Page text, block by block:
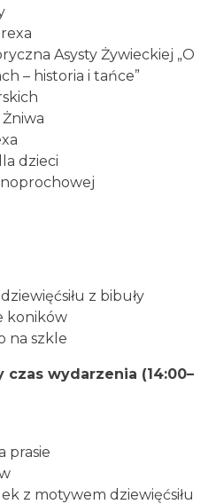
Gminie Brenna
Bajkowym Szlaku
2026-08-21
Asysty Żywieckiej „O
– historia i tańce”
dzieci
z bibuły
koników
na szkle
czas wydarzenia (14:00–
prasie
z motywem dziewięćsiłu